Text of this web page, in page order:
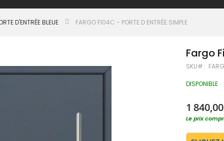
D'ENTRÉE BLEUE FARGO FI04C - PORTE D ENTRÉE SIMPLE
Fargo
SKU
DISPONIBLE
1
Le prix